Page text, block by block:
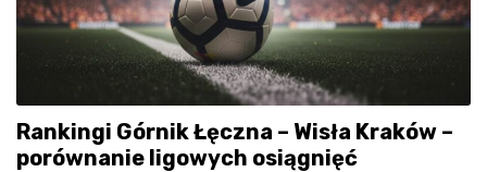
Rankingi Górnik Łęczna – Wisła Kraków –
porównanie ligowych osiągnięć